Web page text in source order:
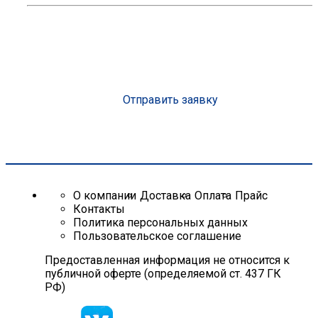
Отправить заявку
О компании Доставка Оплата Прайс
Контакты
Политика персональных данных
Пользовательское соглашение
Предоставленная информация не относится к
публичной оферте (определяемой ст. 437 ГК
РФ)